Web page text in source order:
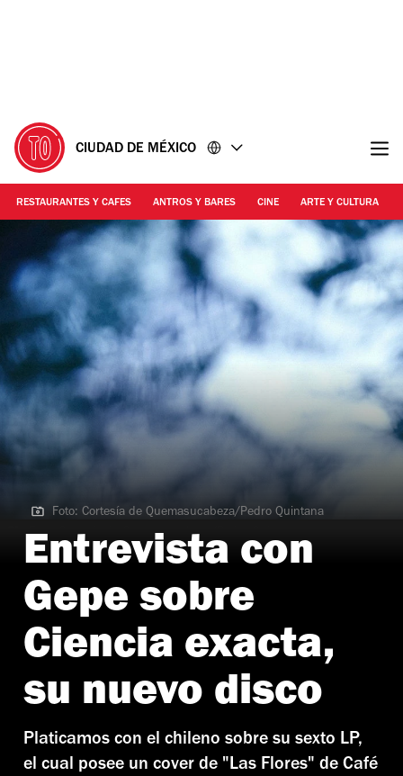
CIUDAD DE MÉXICO
RESTAURANTES Y CAFES ANTROS Y BARES CINE ARTE Y CULTURA
Foto: Cortesía de Quemasucabeza/Pedro Quintana
Foto: Cortesía de Quemasucabeza/Pedro Quintana
Entrevista con
Gepe sobre
Ciencia exacta,
su nuevo disco
Platicamos con el chileno sobre su sexto LP,
el cual posee un cover de "Las Flores" de Café